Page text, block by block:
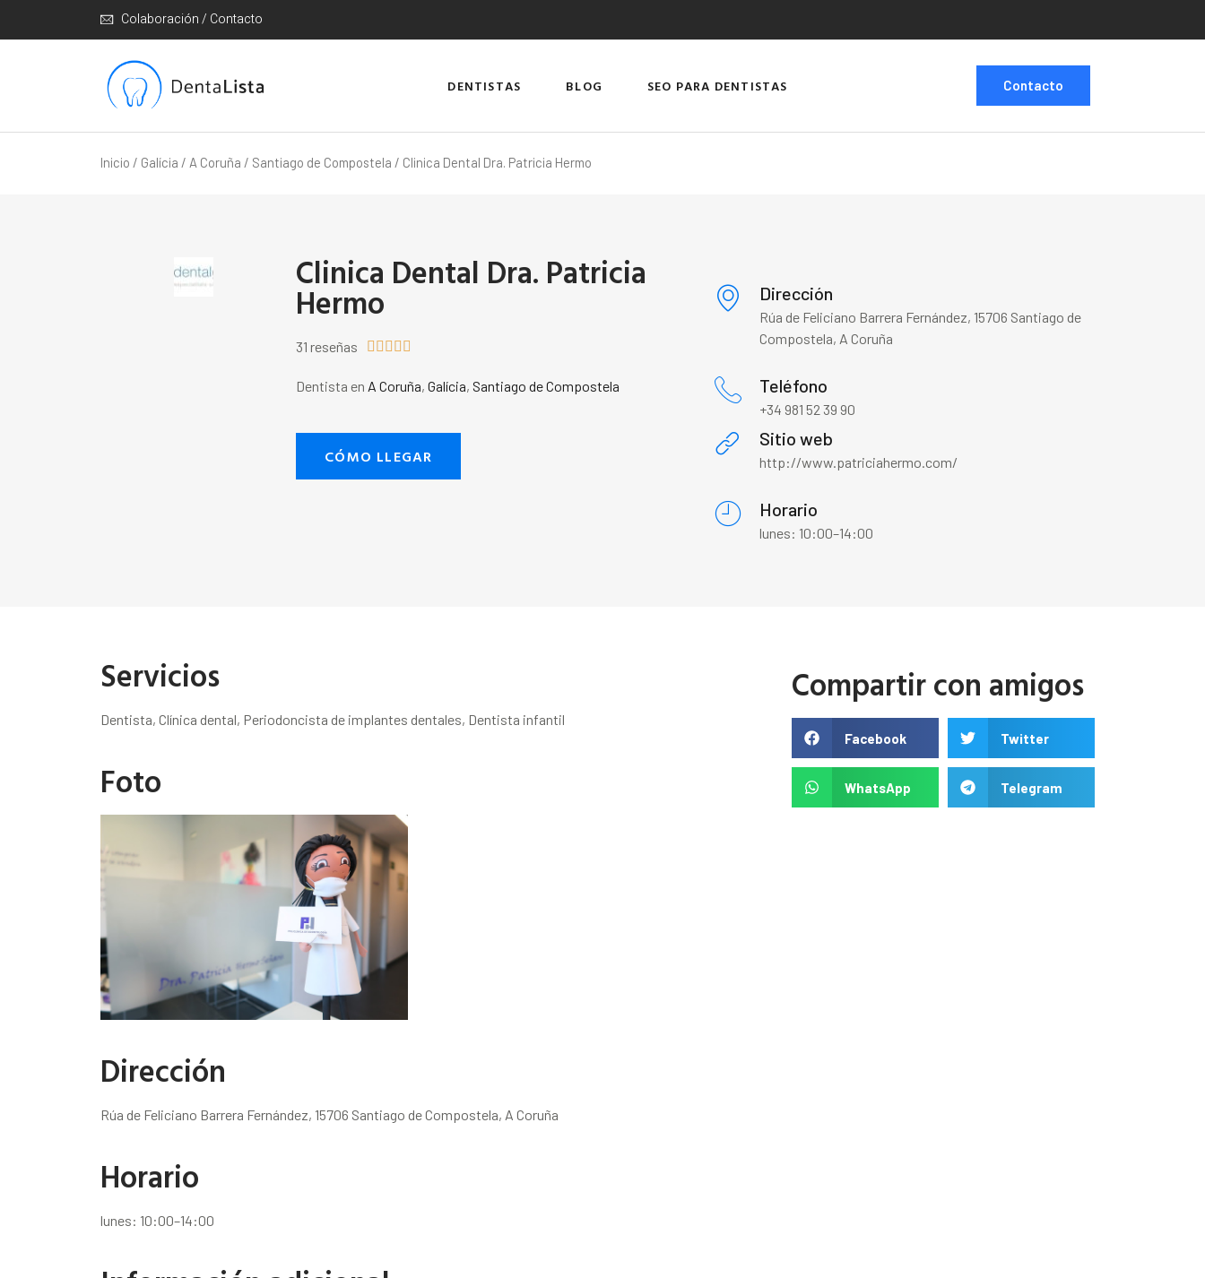
Colaboración / Contacto
DENTISTAS BLOG SEO PARA DENTISTAS Contacto
Inicio / Galícia / A Coruña / Santiago de Compostela / Clinica Dental Dra. Patricia Hermo
Clinica Dental Dra. Patricia
Hermo
31 reseñas     
Dentista en A Coruña,Galícia, Santiago de Compostela
CÓMO LLEGAR
Dirección
Rúa de Feliciano Barrera Fernández, 15706 Santiago de
Compostela, A Coruña
Teléfono
+34 981 52 39 90
Sitio web
http://www.patriciahermo.com/
Horario
lunes: 10:00–14:00
Servicios
Dentista, Clínica dental, Periodoncista de implantes dentales, Dentista infantil
Foto
Dirección
Rúa de Feliciano Barrera Fernández, 15706 Santiago de Compostela, A Coruña
Horario
lunes: 10:00–14:00
Compartir con amigos
Facebook Twitter
WhatsApp Telegram